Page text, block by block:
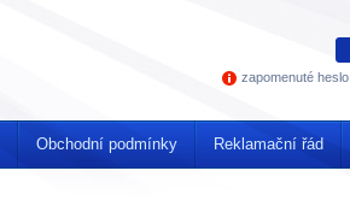
Obchodní podmínky Reklamační řád
zapomenuté heslo